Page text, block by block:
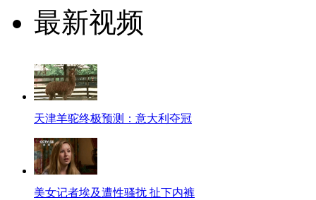
最新视频
天津羊驼终极预测：意大利夺冠
美女记者埃及遭性骚扰 扯下内裤